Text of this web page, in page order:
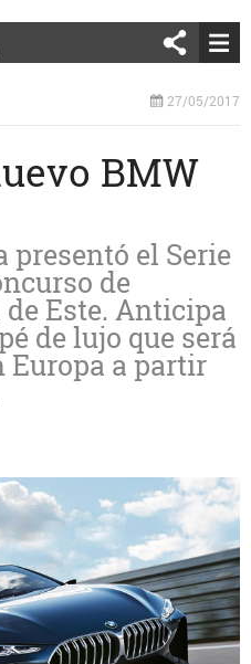
27/05/2017
BMW
presentó el Serie
de
Este. Anticipa
de lujo que será
Europa a partir